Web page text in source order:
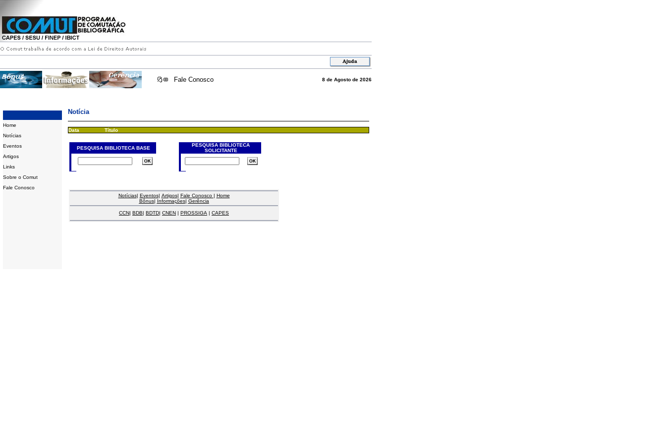
Fale Conosco 8 de Agosto de 2026
Home
Notícias
Eventos
Artigos
Links
Sobre o Comut
Fale Conosco
Notícia
Data Título
PESQUISA BIBLIOTECA BASE
PESQUISA BIBLIOTECA
SOLICITANTE
Notícias| Eventos| Artigos| Fale Conosco | Home
Bônus| Informações| Gerência
CCN| BDB| BDTD| CNEN | PROSSIGA | CAPES